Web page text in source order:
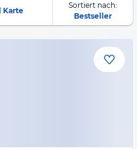
Karte
Sortiert nach:
Bestseller